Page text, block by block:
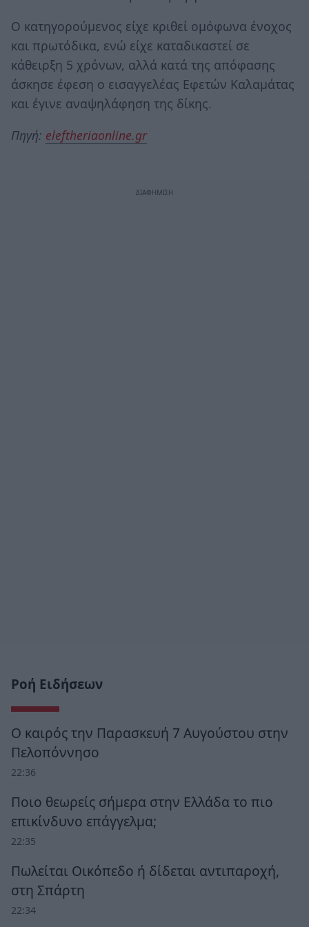
Ο κατηγορούμενος είχε κριθεί ομόφωνα ένοχος
και πρωτόδικα, ενώ είχε καταδικαστεί σε
κάθειρξη 5 χρόνων, αλλά κατά της απόφασης
άσκησε έφεση ο εισαγγελέας Εφετών Καλαμάτας
και έγινε αναψηλάφηση της δίκης.
Πηγή: eleftheriaonline.gr
Ροή Ειδήσεων
Ο καιρός την Παρασκευή 7 Αυγούστου στην
Πελοπόννησο
22:36
Ποιο θεωρείς σήμερα στην Ελλάδα το πιο
επικίνδυνο επάγγελμα;
22:35
Πωλείται Οικόπεδο ή δίδεται αντιπαροχή,
στη Σπάρτη
22:34